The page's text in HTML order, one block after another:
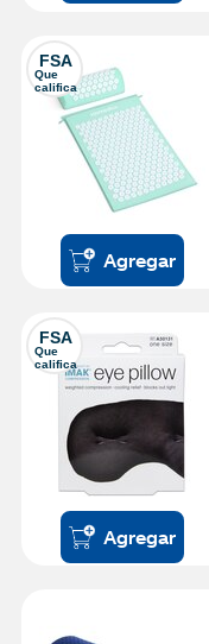
FSA
Que
califica
Agregar
FSA
Que
califica
Agregar